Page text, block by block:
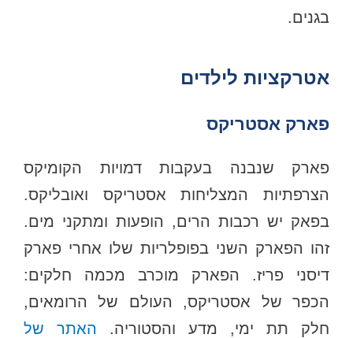
בגנים.
אטרקציות לילדים
פארק אסטריקס
פארק שנבנה בעקבות דמויות הקומיקס
הצרפתיות המצליחות אסטריקס ואובליקס.
בפאק יש רכבות הרים, הופעות ומתקני מים.
זהו הפארק השני בפופלריות שלו אחרי פארק
דיסני פריז. הפארק מוכרב מכמה חלקים:
הכפר של אסטריקס, העולם של הרומאים,
חלק תת ימי, מדע והסטוריה. האתר של